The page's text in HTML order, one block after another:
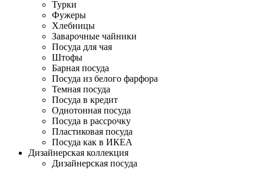
Турки
Фужеры
Хлебницы
Заварочные чайники
Посуда для чая
Штофы
Барная посуда
Посуда из белого фарфора
Темная посуда
Посуда в кредит
Однотонная посуда
Посуда в рассрочку
Пластиковая посуда
Посуда как в ИКЕА
Дизайнерская коллекция
Дизайнерская посуда